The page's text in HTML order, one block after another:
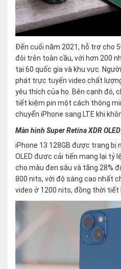
Đến cuối năm 2021, hỗ trợ cho
đôi trên toàn cầu, với hơn 200
tại 60 quốc gia và khu vực.
phát trực tuyến video chất
yêu thích của họ. Bên cạnh đó,
tiết kiệm pin một cách thông
chuyển iPhone sang LTE khi
Màn hình Super Retina XDR
iPhone 13 128GB được trang bị
OLED được cải tiến mang lại tỷ
cho màu đen sâu và tăng 28%
800 nits, với độ sáng cao nhất
video ở 1200 nits, đồng thời tiết